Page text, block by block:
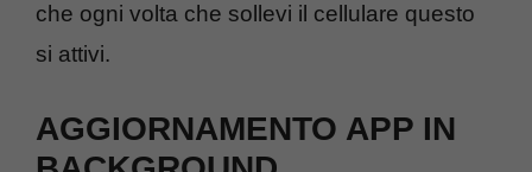
che ogni volta che sollevi il cellulare questo
si attivi.
AGGIORNAMENTO APP IN